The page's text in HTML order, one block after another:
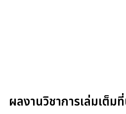
ผลงานวิชาการเล่มเต็ม